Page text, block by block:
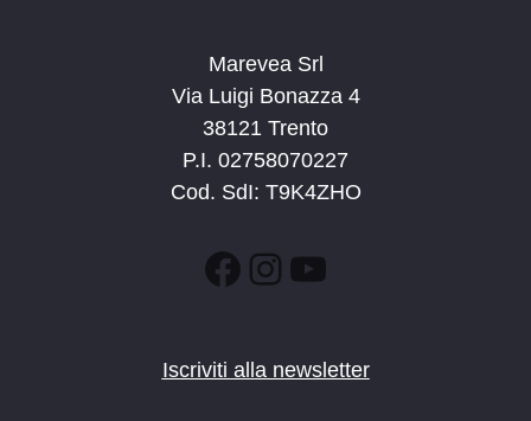
Marevea Srl
Via Luigi Bonazza 4
38121 Trento
P.I. 02758070227
Cod. SdI: T9K4ZHO
Facebook
Instagram
YouTube
Iscriviti alla newsletter